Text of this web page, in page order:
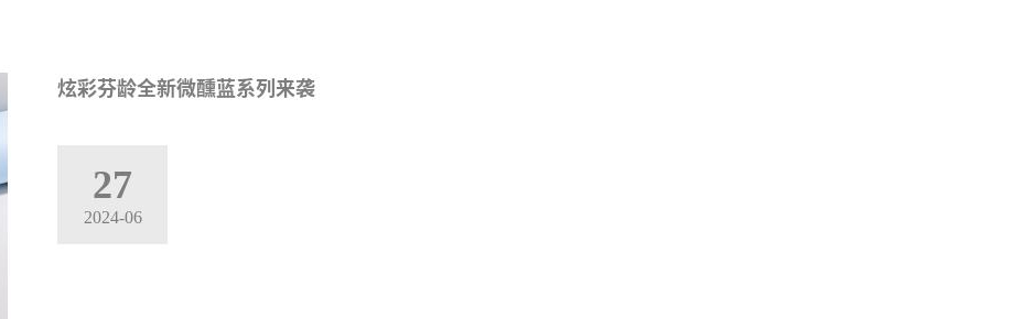
炫彩芬龄全新微醺蓝系列来袭
27
2024-06